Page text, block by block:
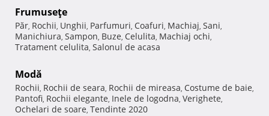
Frumuseţe
Păr, Rochii, Unghii, Parfumuri, Coafuri, Machiaj, Sani,
Manichiura, Sampon, Buze, Celulita, Machiaj ochi,
Tratament celulita, Salonul de acasa
Modă
Rochii, Rochii de seara, Rochii de mireasa, Costume de baie,
Pantofi, Rochii elegante, Inele de logodna, Verighete,
Ochelari de soare, Tendinte 2020